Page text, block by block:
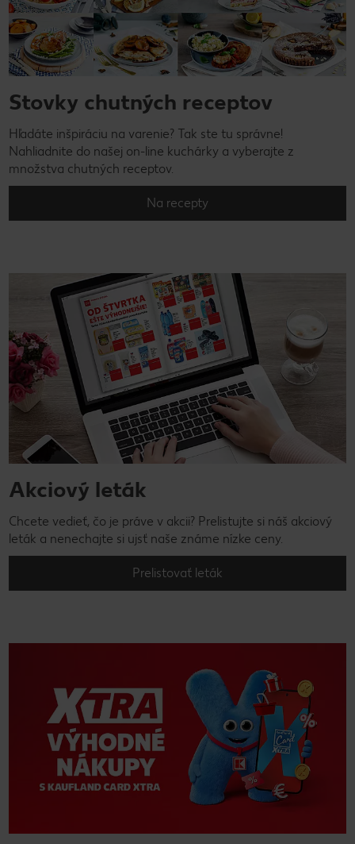
Stovky chutných receptov
Hľadáte inšpiráciu na varenie? Tak ste tu správne!
Nahliadnite do našej on-line kuchárky a vyberajte z
množstva chutných receptov.
Na recepty
Akciový leták
Chcete vedieť, čo je práve v akcii? Prelistujte si náš akciový
leták a nenechajte si ujsť naše známe nízke ceny.
Prelistovať leták